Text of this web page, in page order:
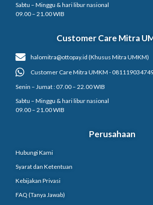
Sabtu – Minggu & hari libur nasional
09.00 – 21.00 WIB
Customer Care Mitra
halomitra@ottopay.id (Khusus Mitra UMKM)
Customer Care Mitra UMKM -
Senin – Jumat : 07.00 – 22.00 WIB
Sabtu – Minggu & hari libur nasional
09.00 – 21.00 WIB
Perusahaan
Hubungi Kami
Syarat dan Ketentuan
Kebijakan Privasi
FAQ (Tanya Jawab)